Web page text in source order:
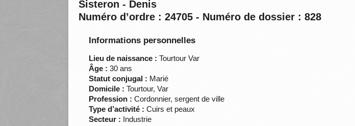
Sisteron - Denis
Numéro d’ordre : 24705 - Numéro de dossier : 828
Informations personnelles
Lieu de naissance : Tourtour Var
Âge : 30 ans
Statut conjugal : Marié
Domicile : Tourtour, Var
Profession : Cordonnier, sergent de ville
Type d’activité : Cuirs et peaux
Secteur : Industrie